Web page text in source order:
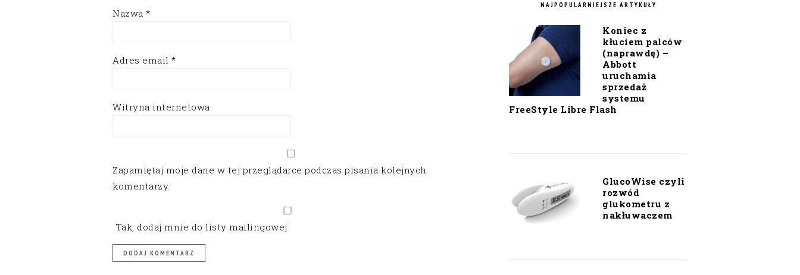
Nazwa *
Adres email *
Witryna internetowa
Zapamiętaj moje dane w tej przeglądarce podczas pisania kolejnych
komentarzy.
Tak, dodaj mnie do listy mailingowej
NAJPOPULARNIEJSZE ARTYKUŁY
Koniec z
kłuciem palców
(naprawdę) –
Abbott
uruchamia
sprzedaż
systemu
FreeStyle Libre Flash
GlucoWise czyli
rozwód
glukometru z
nakłuwaczem